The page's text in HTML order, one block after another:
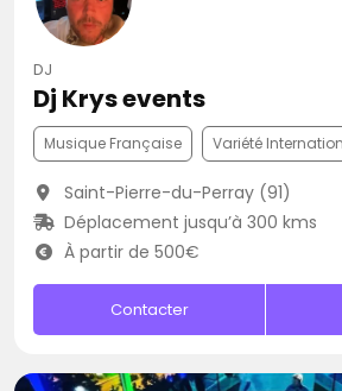
DJ
Dj Krys events
Musique Française Variété
Saint-Pierre-du-Perray (91)
Déplacement jusqu’à 300 kms
À partir de 500€
Contacter